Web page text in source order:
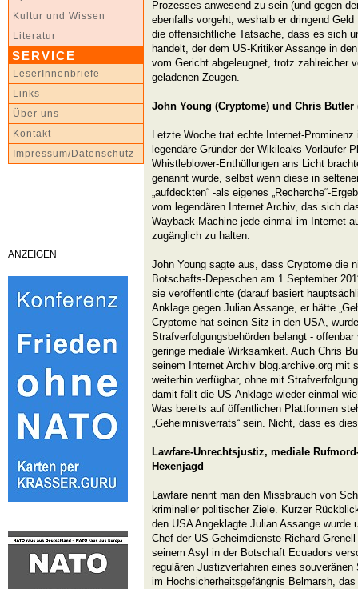
Kultur und Wissen
Literatur
SERVICE
LeserInnenbriefe
Links
Über uns
Kontakt
Impressum/Datenschutz
ANZEIGEN
Prozesses anwesend zu sein (und gegen
ebenfalls vorgeht, weshalb er dringend
die offensichtliche Tatsache, dass es sich
handelt, der dem US-Kritiker Assange in
vom Gericht abgeleugnet, trotz zahlreicher
geladenen Zeugen.
John Young (Cryptome) und Chris Butler
Letzte Woche trat echte Internet-
legendäre Gründer der Wikileaks-Vorläufer-
Whistleblower-Enthüllungen ans Licht
genannt wurde, selbst wenn diese in
„aufdeckten“ -als eigenes „Recherche“-
vom legendären Internet Archiv, das sich
Wayback-Machine jede einmal im Internet
zugänglich zu halten.
John Young sagte aus, dass Cryptome die
Botschafts-Depeschen am 1.September
sie veröffentlichte (darauf basiert
Anklage gegen Julian Assange, er hätte
Cryptome hat seinen Sitz in den USA,
Strafverfolgungsbehörden belangt -
geringe mediale Wirksamkeit. Auch Chris
seinem Internet Archiv blog.archive.org mit
weiterhin verfügbar, ohne mit
damit fällt die US-Anklage wieder einmal
Was bereits auf öffentlichen Plattformen
„Geheimnisverrats“ sein. Nicht, dass es
Lawfare-Unrechtsjustiz, mediale
Hexenjagd
Lawfare nennt man den Missbrauch von
krimineller politischer Ziele. Kurzer
den USA Angeklagte Julian Assange wurde
Chef der US-Geheimdienste Richard
seinem Asyl in der Botschaft Ecuadors
regulären Justizverfahren eines
im Hochsicherheitsgefängnis Belmarsh,